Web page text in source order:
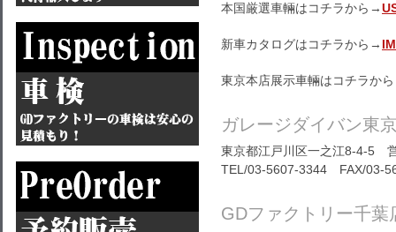
本国厳選車輛はコチラから→
新車カタログはコチラから→
東京本店展示車輛はコチラか
ガレージダイバン東
東京都江戸川区一之江8-4-5
TEL/03-5607-3344 FAX/03-
GDファクトリー千葉